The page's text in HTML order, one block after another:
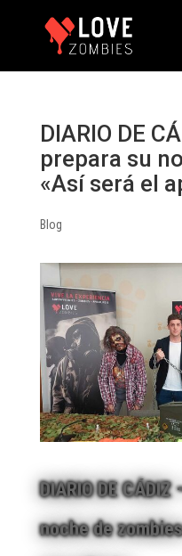
DIARIO DE
prepara su
«Así será el
Blog
DIARIO DE
noche de